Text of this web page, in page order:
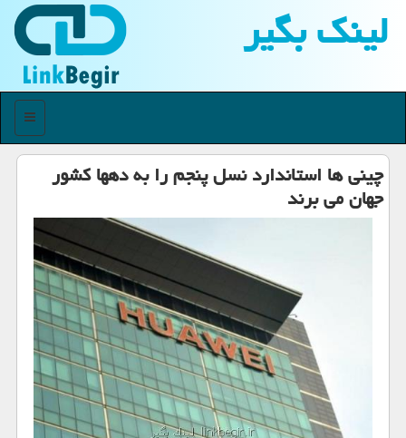
لینك بگیر
منو
چینی ها استاندارد نسل پنجم را به دهها كشور
جهان می برند